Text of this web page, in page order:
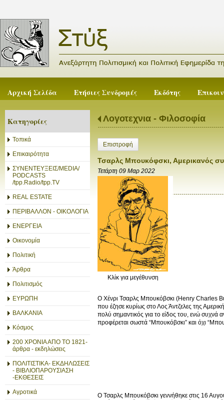
Αρχική Σελίδα Ετήσιες Συνδρομές Εκδότης
Κατηγορίες
Τοπικά
Επικαιρότητα
ΣΥΝΕΝΤΕΥΞΕΙΣ/MEDIA/
PODCASTS
/tpp.Radio/tpp.TV
REAL ESTATE
ΠΕΡΙΒΑΛΛΟΝ - ΟΙΚΟΛΟΓΙΑ
ΕΝΕΡΓΕΙΑ
Οικονομία
Πολιτική
Άρθρα
Πολιτισμός
ΕΥΡΩΠΗ
ΒΑΛΚΑΝΙΑ
Κόσμος
200 ΧΡΟΝΙΑ ΑΠΟ ΤΟ 1821-
άρθρα - εκδηλώσεις
ΠΟΛΙΤΙΣΤΙΚΑ- ΕΚΔΗΛΩΣΕΙΣ
- ΒΙΒΛΙΟΠΑΡΟΥΣΙΑΣΗ
-ΕΚΘΕΣΕΙΣ
Αγροτικά
Λογοτεχνια - Φιλοσοφία
Επιστροφή
Τσαρλς Μπουκόφσκι, Αμερικανός
Τετάρτη 09 Μαρ 2022
Κλίκ για μεγέθυνση
Ο Χένρι Τσαρλς Μπουκόβσκι (Henry Charles
που έζησε κυρίως στο Λος Άντζελες της
πολύ σημαντικός για το είδος του, ενώ συχνά
προφέρεται σωστά “Μπουκόβσκι” και όχι
Ο Τσαρλς Μπουκόβσκι γεννήθηκε στις 16